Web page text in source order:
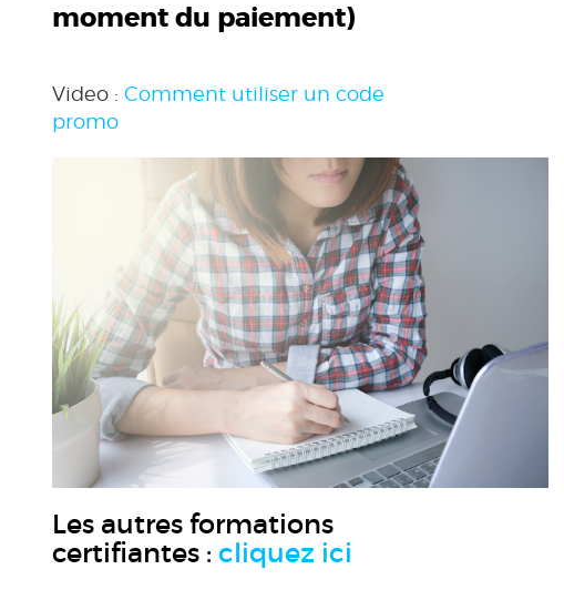
moment du paiement)
Video : Comment utiliser un code
promo
Les autres formations
certifiantes : cliquez ici